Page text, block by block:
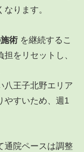
ります。
術を継続するこ
をリセットし、
八王子北野エリア
やすいため、週1
通院ペースは調整